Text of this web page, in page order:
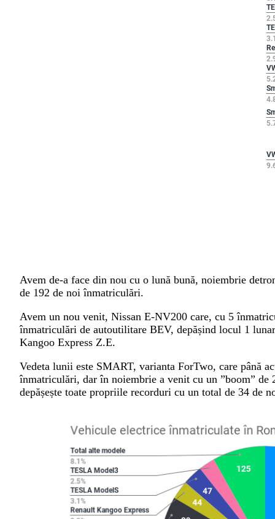
Avem de-a face din nou cu o lună bună, noiembrie
de 192 de noi înmatriculări.
Avem un nou venit, Nissan E-NV200 care, cu 5
înmatriculări de autoutilitare BEV, depășind locul 1
Kangoo Express Z.E.
Vedeta lunii este SMART, varianta ForTwo, care până
înmatriculări, dar în noiembrie a venit cu un ”boom” de
depășește toate propriile recorduri cu un total de 34 de